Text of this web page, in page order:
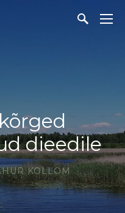
dieedile
KOLLOM